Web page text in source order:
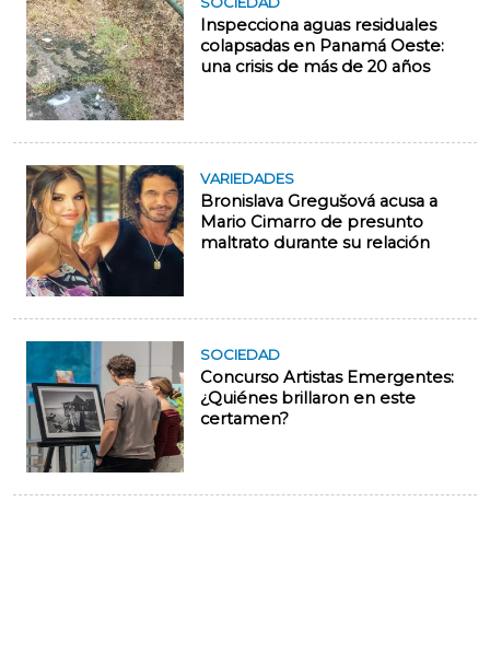
Inspecciona aguas residuales
colapsadas en Panamá Oeste:
una crisis de más de 20 años
VARIEDADES
Bronislava Gregušová acusa a
Mario Cimarro de presunto
maltrato durante su relación
SOCIEDAD
Concurso Artistas Emergentes:
¿Quiénes brillaron en este
certamen?